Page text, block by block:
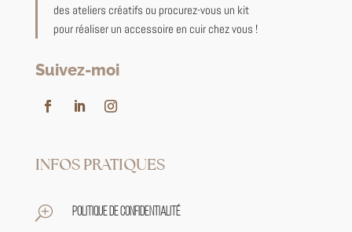
des ateliers créatifs ou procurez-vous un kit
pour réaliser un accessoire en cuir chez vous !
Suivez-moi
INFOS PRATIQUES
T Politique de confidentialité